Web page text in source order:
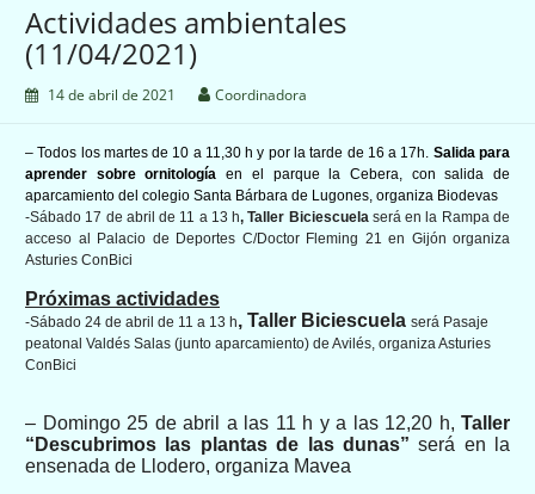
Actividades ambientales
(11/04/2021)
14 de abril de 2021 Coordinadora
– Todos los martes de 10 a 11,30 h y por la tarde de 16 a 17h. Salida para
aprender sobre ornitología
en el parque la Cebera, con salida de
aparcamiento del colegio Santa Bárbara de Lugones, organiza Biodevas
-Sábado 17 de abril de 11 a 13 h, Taller Biciescuela será en la Rampa de
acceso al Palacio de Deportes C/Doctor Fleming 21 en Gijón organiza
Asturies ConBici
Próximas actividades
-Sábado 24 de abril de 11 a 13 h, Taller Biciescuela será Pasaje
peatonal Valdés Salas (junto aparcamiento) de Avilés, organiza Asturies
ConBici
– Domingo 25 de abril a las 11 h y a las 12,20 h, Taller
“Descubrimos las plantas de las dunas”será en la
ensenada de Llodero, organiza Mavea